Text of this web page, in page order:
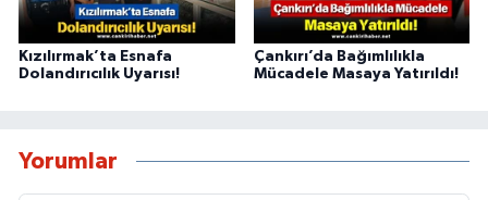
Kızılırmak’ta Esnafa
Dolandırıcılık Uyarısı!
Çankırı’da Bağımlılıkla
Mücadele Masaya Yatırıldı!
Yorumlar